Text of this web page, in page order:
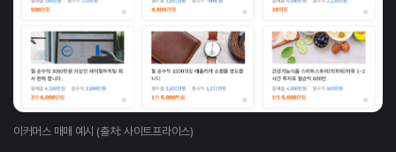
이커머스 매매 예시 (출처: 사이트프라이스)